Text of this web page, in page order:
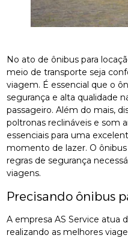
No ato de ônibus para
meio de transporte seja
viagem. É essencial que o
segurança e alta qualidade
passageiro. Além do mais,
poltronas reclináveis e som
essenciais para uma
momento de lazer. O
regras de segurança
viagens.
Precisando ônibus
A empresa AS Service atua
realizando as melhores